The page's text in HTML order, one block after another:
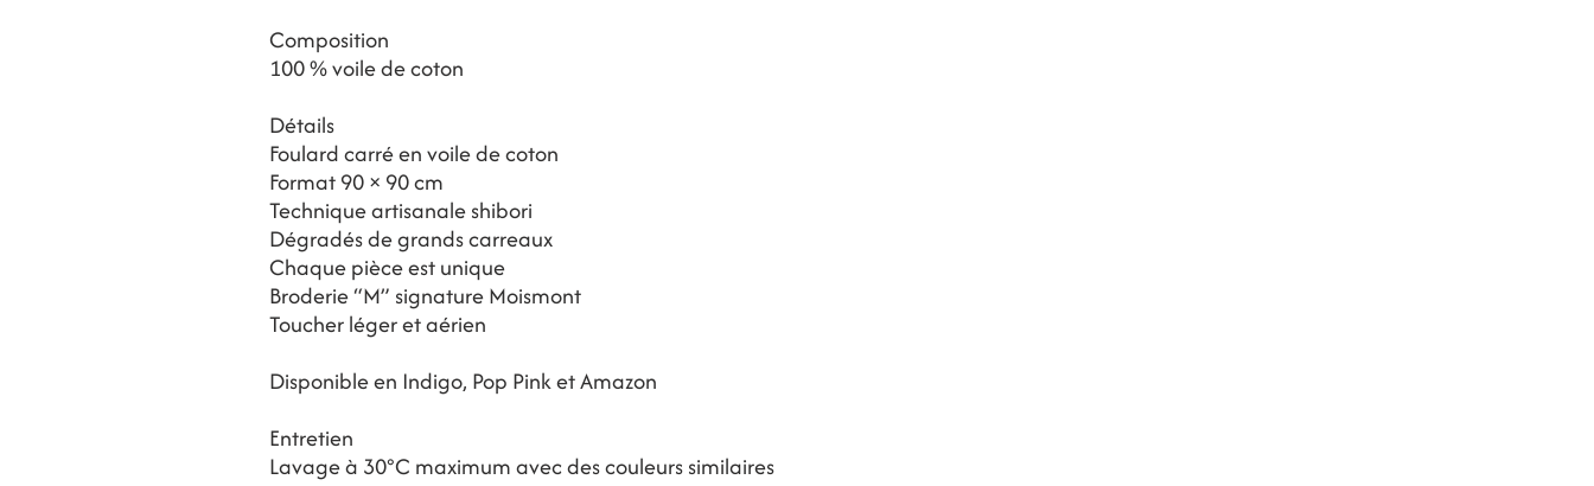
Composition
100 % voile de coton
Détails
Foulard carré en voile de coton
Format 90 × 90 cm
Technique artisanale shibori
Dégradés de grands carreaux
Chaque pièce est unique
Broderie “M” signature Moismont
Toucher léger et aérien
Disponible en Indigo, Pop Pink et Amazon
Entretien
Lavage à 30°C maximum avec des couleurs similaires